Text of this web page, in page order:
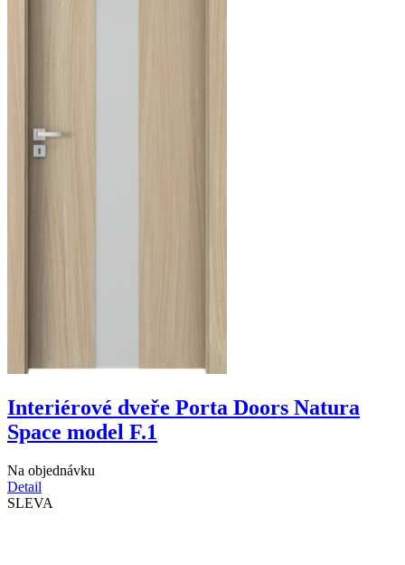
Interiérové dveře Porta Doors Natura
Space model F.1
Na objednávku
Detail
SLEVA